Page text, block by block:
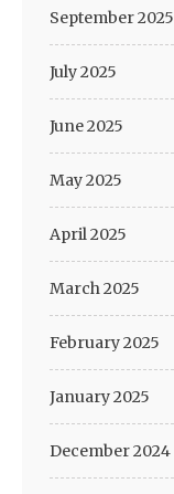
September 2025
July 2025
June 2025
May 2025
April 2025
March 2025
February 2025
January 2025
December 2024